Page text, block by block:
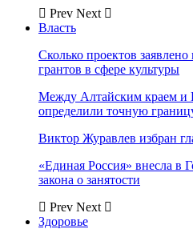
Prev Next
Власть
Сколько проектов
грантов в сфере культуры
Между Алтайским краем и
определили точную
Виктор Журавлев избран
«Единая Россия» внесла в
закона о занятости
Prev Next
Здоровье